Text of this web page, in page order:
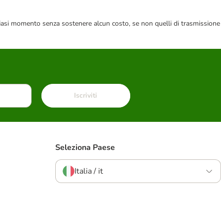
momento senza sostenere alcun costo, se non quelli di trasmissione
Iscriviti
Seleziona Paese
Italia / it